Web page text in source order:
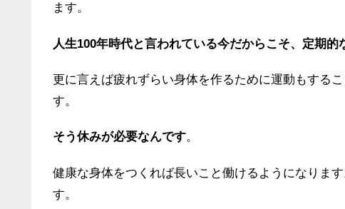
ます。
人生100年時代と言われている今だからこそ、定期的
更に言えば疲れずらい身体を作るために運動もする
す。
そう休みが必要なんです。
健康な身体をつくれば長いこと働けるようになりま
す。